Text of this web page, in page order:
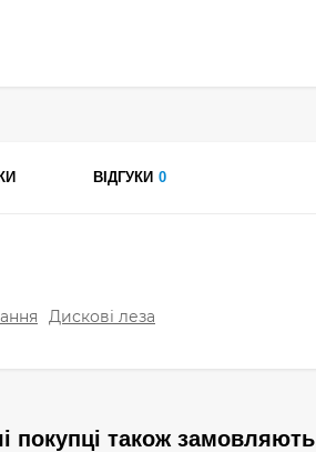
ВІДГУКИ 0
Дискові леза
покупці також замовляють